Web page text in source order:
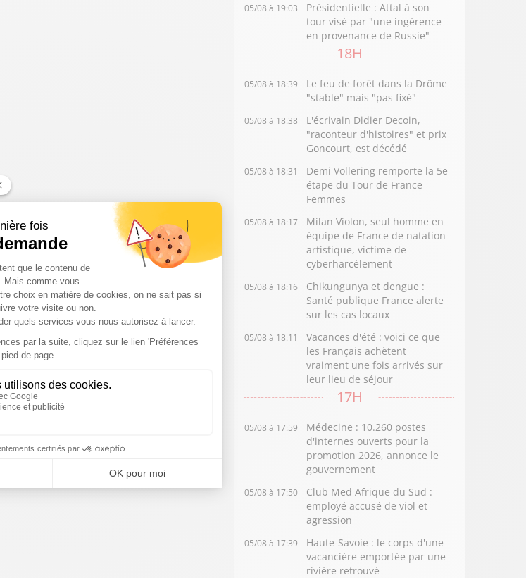
05/08 à 19:03
Présidentielle : Attal à son
tour visé par "une ingérence
en provenance de Russie"
18H
05/08 à 18:39
Le feu de forêt dans la Drôme
"stable" mais "pas fixé"
05/08 à 18:38
L'écrivain Didier Decoin,
"raconteur d'histoires" et prix
Goncourt, est décédé
05/08 à 18:31
Demi Vollering remporte la 5e
étape du Tour de France
Femmes
05/08 à 18:17
Milan Violon, seul homme en
équipe de France de natation
artistique, victime de
cyberharcèlement
05/08 à 18:16
Chikungunya et dengue :
Santé publique France alerte
sur les cas locaux
05/08 à 18:11
Vacances d'été : voici ce que
les Français achètent
vraiment une fois arrivés sur
leur lieu de séjour
17H
05/08 à 17:59
Médecine : 10.260 postes
d'internes ouverts pour la
promotion 2026, annonce le
gouvernement
05/08 à 17:50
Club Med Afrique du Sud :
employé accusé de viol et
agression
05/08 à 17:39
Haute-Savoie : le corps d'une
vacancière emportée par une
rivière retrouvé